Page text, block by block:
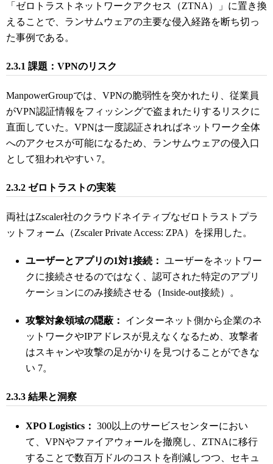
「ゼロトラストネットワークアクセス（ZTNA）」に置き換
えることで、ランサムウェアの主要な侵入経路を断ち切っ
た事例である。
2.3.1 課題：VPNのリスク
ManpowerGroupでは、VPNの脆弱性を突かれたり、従業員
がVPN認証情報をフィッシングで盗まれたりするリスクに
直面していた。VPNは一度認証されればネットワーク全体
へのアクセスが可能になるため、ランサムウェアの侵入口
として狙われやすい 7。
2.3.2 ゼロトラストの実装
両社はZscaler社のクラウドネイティブなゼロトラストプラ
ットフォーム（Zscaler Private Access: ZPA）を採用した。
ユーザーとアプリの1対1接続： ユーザーをネットワー
クに接続させるのではなく、認可された特定のアプリ
ケーションにのみ接続させる（Inside-out接続）。
攻撃対象領域の隠蔽：
インターネット側から企業のネ
ットワークやIPアドレスが見えなくなるため、攻撃者
はスキャンや攻撃の足がかりを見つけることができな
い 7。
2.3.3 結果と洞察
XPO Logistics： 300以上のサービスセンターにおい
て、VPNやファイアウォールを撤廃し、ZTNAに移行
することで数百万ドルのコストを削減しつつ、セキュ